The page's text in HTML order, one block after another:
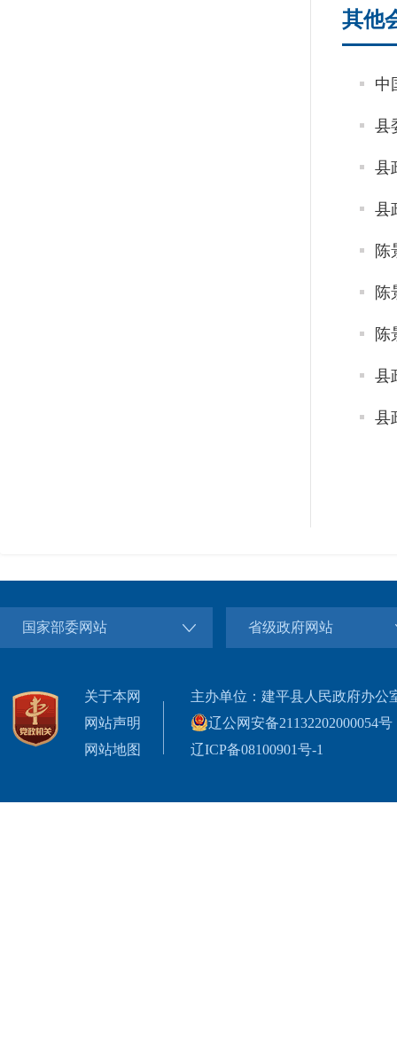
其他
中
县
县
县
陈
陈
陈
县
县
国家部委网站 省级政府网站
关于本网
网站声明
网站地图
主办单位：建平县人民政府办公
辽公网安备21132202000054号
辽ICP备08100901号-1